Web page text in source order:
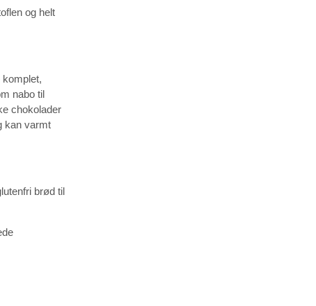
og helt
nabo til
chokolader
kan varmt
brød til